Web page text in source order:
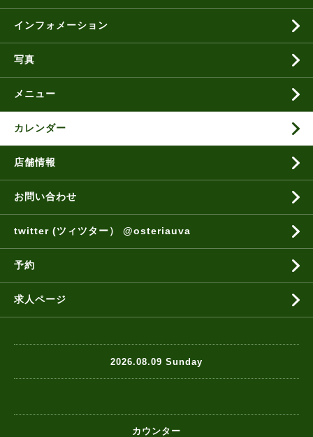
インフォメーション
写真
メニュー
カレンダー
店舗情報
お問い合わせ
twitter (ツィツター） @osteriauva
予約
求人ページ
2026.08.09 Sunday
カウンター